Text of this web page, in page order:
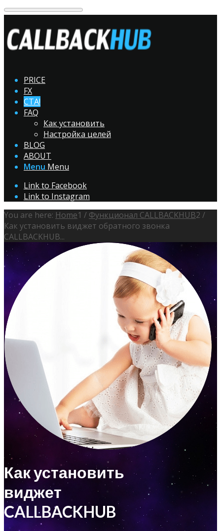
PRICE
FX
CTA!
FAQ
Как установить
Настройка целей
BLOG
ABOUT
Menu Menu
Link to Facebook
Link to Instagram
You are here: Home1 / Функционал CALLBACKHUB2 /
Как установить виджет обратного звонка
CALLBACKHUB...
Как установить
виджет
CALLBACKHUB